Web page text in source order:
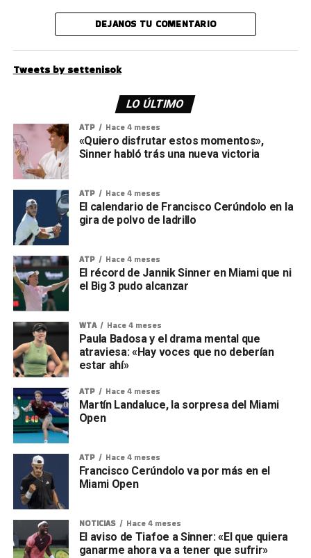
DEJANOS TU COMENTARIO
Tweets by settenisok
LO ÚLTIMO
ATP Hace 4 meses
«Quiero disfrutar estos momentos»,
Sinner habló trás una nueva victoria
ATP Hace 4 meses
El calendario de Francisco Cerúndolo en la
gira de polvo de ladrillo
ATP Hace 4 meses
El récord de Jannik Sinner en Miami que ni
el Big 3 pudo alcanzar
WTA Hace 4 meses
Paula Badosa y el drama mental que
atraviesa: «Hay voces que no deberían
estar ahí»
ATP Hace 4 meses
Martín Landaluce, la sorpresa del Miami
Open
ATP Hace 4 meses
Francisco Cerúndolo va por más en el
Miami Open
NOTICIAS Hace 4 meses
El aviso de Tiafoe a Sinner: «El que quiera
ganarme ahora va a tener que sufrir»